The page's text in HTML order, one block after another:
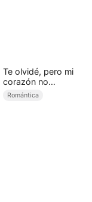
Te olvidé, pero mi
corazón no
(Doblado)
Romántica